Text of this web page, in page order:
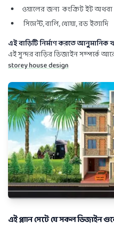
ওয়ালের জন্য কংক্রিট ইট অথবা
সিমেন্ট, বালি, খোয়া, রড ইত্যাদি
এই বাড়িটি নির্মাণ করতে
এই সুন্দর বাড়ির ডিজাইন সম্পর্কে
storey house design
এই প্ল্যান সেটে যে সকল ডিজাইন